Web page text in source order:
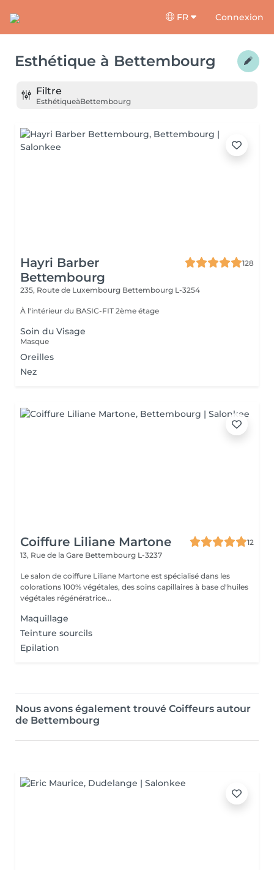
FR Connexion
Esthétique à Bettembourg
Filtre
EsthétiqueàBettembourg
Hayri Barber
Bettembourg
128
235, Route de Luxembourg Bettembourg L-3254
À l'intérieur du BASIC-FIT 2ème étage
Soin du Visage
Masque
Oreilles
Nez
Coiffure Liliane Martone
12
13, Rue de la Gare Bettembourg L-3237
Le salon de coiffure Liliane Martone est spécialisé dans les
colorations 100% végétales, des soins capillaires à base d'huiles
végétales régénératrice...
Maquillage
Teinture sourcils
Epilation
Nous avons également trouvé Coiffeurs autour
de Bettembourg